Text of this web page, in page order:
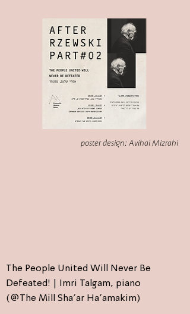
poster design: Avihai Mizrahi
The People United Will Never Be
Defeated! | Imri Talgam, piano
(@The Mill Sha'ar Ha'amakim)